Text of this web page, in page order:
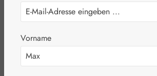
Bildergalerie überspringen
Vorname